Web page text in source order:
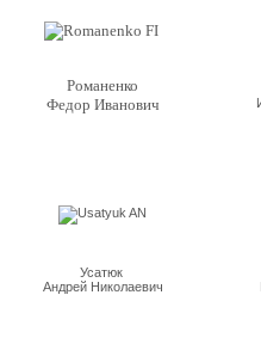
Романенко
Федор Иванович
Усатюк
Андрей Николаевич